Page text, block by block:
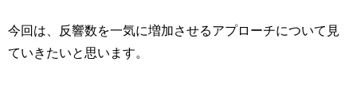
今回は、反響数を一気に増加させるアプローチについて見
ていきたいと思います。